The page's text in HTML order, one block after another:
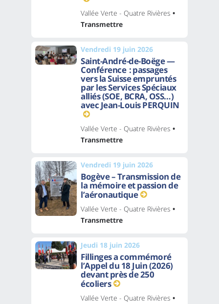
Vallée Verte - Quatre Rivières •
Transmettre
Vendredi 19 juin 2026
Saint-André-de-Boëge —
Conférence : passages
vers la Suisse empruntés
par les Services Spéciaux
alliés (SOE, BCRA, OSS…)
avec Jean-Louis PERQUIN
Vallée Verte - Quatre Rivières •
Transmettre
Vendredi 19 juin 2026
Bogève – Transmission de
la mémoire et passion de
l’aéronautique
Vallée Verte - Quatre Rivières •
Transmettre
Jeudi 18 juin 2026
Fillinges a commémoré
l’Appel du 18 Juin (2026)
devant près de 250
écoliers
Vallée Verte - Quatre Rivières •